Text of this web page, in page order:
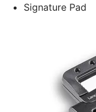
Signature Pad